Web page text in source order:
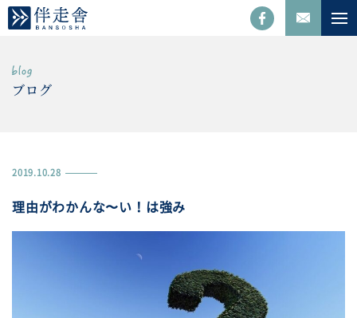
ブログ
2019.10.28
理由がわかんな〜い！は強み